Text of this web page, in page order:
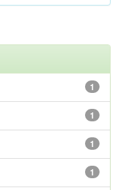
1
1
1
1